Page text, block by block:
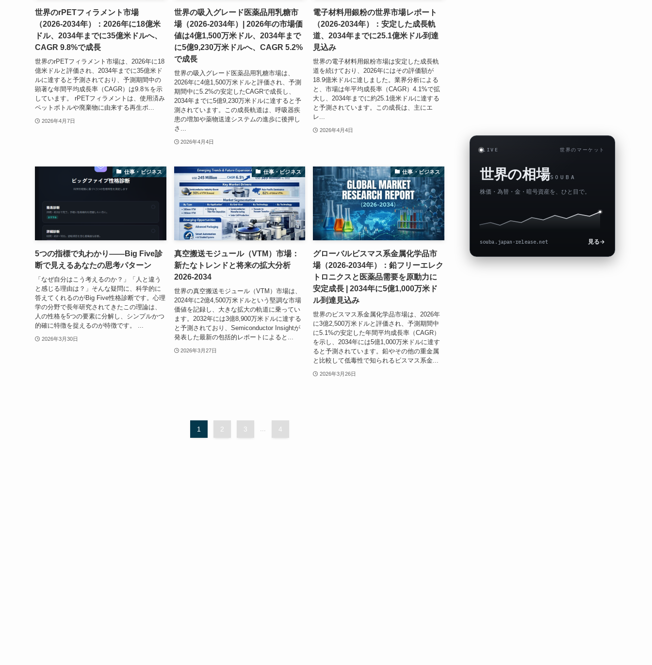
世界のrPETフィラメント市場
（2026-2034年）：2026年に18億米
ドル、2034年までに35億米ドルへ、
CAGR 9.8%で成長
世界のrPETフィラメント市場は、2026年に18
億米ドルと評価され、2034年までに35億米ド
ルに達すると予測されており、予測期間中の
顕著な年間平均成長率（CAGR）は9.8％を示
しています。 rPETフィラメントは、使用済み
ペットボトルや廃棄物に由来する再生ポ...
2026年4月7日
世界の吸入グレード医薬品用乳糖市
場（2026-2034年）| 2026年の市場価
値は4億1,500万米ドル、2034年まで
に5億9,230万米ドルへ、CAGR 5.2%
で成長
世界の吸入グレード医薬品用乳糖市場は、
2026年に4億1,500万米ドルと評価され、予測
期間中に5.2%の安定したCAGRで成長し、
2034年までに5億9,230万米ドルに達すると予
測されています。この成長軌道は、呼吸器疾
患の増加や薬物送達システムの進歩に後押し
さ...
2026年4月4日
電子材料用銀粉の世界市場レポート
（2026-2034年）：安定した成長軌
道、2034年までに25.1億米ドル到達
見込み
世界の電子材料用銀粉市場は安定した成長軌
道を続けており、2026年にはその評価額が
18.9億米ドルに達しました。業界分析による
と、市場は年平均成長率（CAGR）4.1%で拡
大し、2034年までに約25.1億米ドルに達する
と予測されています。この成長は、主にエ
レ...
2026年4月4日
仕事・ビジネス
5つの指標で丸わかり——Big Five診
断で見えるあなたの思考パターン
「なぜ自分はこう考えるのか？」「人と違う
と感じる理由は？」そんな疑問に、科学的に
答えてくれるのがBig Five性格診断です。心理
学の分野で長年研究されてきたこの理論は、
人の性格を5つの要素に分解し、シンプルかつ
的確に特徴を捉えるのが特徴です。 ...
2026年3月30日
仕事・ビジネス
真空搬送モジュール（VTM）市場：
新たなトレンドと将来の拡大分析
2026-2034
世界の真空搬送モジュール（VTM）市場は、
2024年に2億4,500万米ドルという堅調な市場
価値を記録し、大きな拡大の軌道に乗ってい
ます。2032年には3億8,900万米ドルに達する
と予測されており、Semiconductor Insightが
発表した最新の包括的レポートによると...
2026年3月27日
仕事・ビジネス
グローバルビスマス系金属化学品市
場（2026-2034年）：鉛フリーエレク
トロニクスと医薬品需要を原動力に
安定成長 | 2034年に5億1,000万米ド
ル到達見込み
世界のビスマス系金属化学品市場は、2026年
に3億2,500万米ドルと評価され、予測期間中
に5.1%の安定した年間平均成長率（CAGR）
を示し、2034年には5億1,000万米ドルに達す
ると予測されています。鉛やその他の重金属
と比較して低毒性で知られるビスマス系金...
2026年3月26日
1 2 3 4
LIVE 世界のマーケット
世界の相場SOUBA
株価・為替・金・暗号資産を、ひと目で。
souba.japan-release.net 見る→